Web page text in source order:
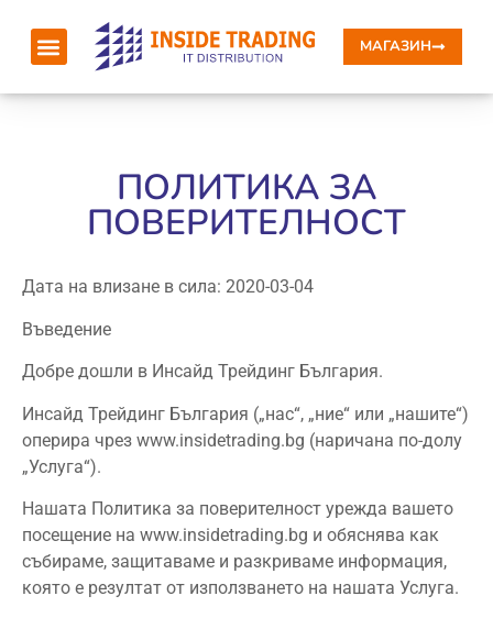
MАГАЗИН
ПОЛИТИКА ЗА
ПОВЕРИТЕЛНОСТ
Дата на влизане в сила: 2020-03-04
Въведение
Добре дошли в Инсайд Трейдинг България.
Инсайд Трейдинг България („нас“, „ние“ или „нашите“)
оперира чрез www.insidetrading.bg (наричана по-долу
„Услуга“).
Нашата Политика за поверителност урежда вашето
посещение на www.insidetrading.bg и обяснява как
събираме, защитаваме и разкриваме информация,
която е резултат от използването на нашата Услуга.